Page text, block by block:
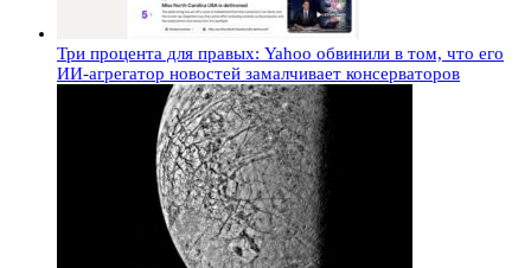
Три процента для правых: Yahoo обвинили в том, что его
ИИ-агрегатор новостей замалчивает консерваторов